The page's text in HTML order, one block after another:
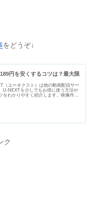
をどうぞ↓
円を安くするコツは？最大限
（ユーネクスト）は他の動画配信サー
U-NEXTを少しでもお得に使う方法や
をわかりやすく紹介します。映像作品
ク